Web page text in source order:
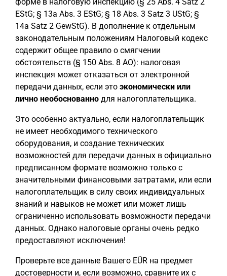
EStG; § 13a Abs. 3 EStG; § 18 Abs. 3 Satz 3 UStG; §
14a Satz 2 GewStG). В дополнение к отдельным
законодательным положениям Налоговый кодекс
содержит общее правило о смягчении
обстоятельств (§ 150 Abs. 8 AO): налоговая
инспекция может отказаться от электронной
передачи данных, если это экономически или
лично необоснованно для налогоплательщика.
Это особенно актуально, если налогоплательщик
не имеет необходимого технического
оборудования, и создание технических
возможностей для передачи данных в официально
предписанном формате возможно только с
значительными финансовыми затратами, или если
налогоплательщик в силу своих индивидуальных
знаний и навыков не может или может лишь
ограниченно использовать возможности передачи
данных. Однако налоговые органы очень редко
предоставляют исключения!
Проверьте все данные Вашего EÜR на предмет
достоверности и, если возможно, сравните их с